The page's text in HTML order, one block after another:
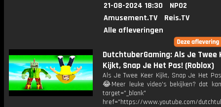
21-08-2024 18:30
NPO2
Amusement.TV
Reis.TV
Alle afleveringen
DutchtuberGaming: Als Je Twee
Kijkt, Snap Je Het Pas! (Roblox)
Als Je Twee Keer Kijkt, Snap Je Het
😂Meer leuke video's bekijken? dat
target="_blank"
href="https://www.youtube.com/